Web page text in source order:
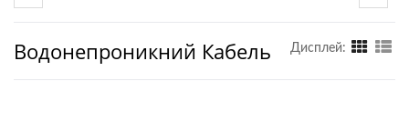
Водонепроникний Кабель Дисплей: